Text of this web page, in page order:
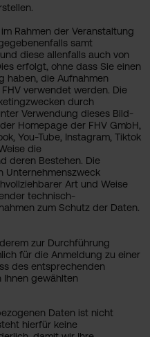
Rahmen der Veranstaltung
samt
diese allenfalls auch von
erfolgt, ohne dass Sie einen
haben, die Aufnahmen
verwendet werden. Die
durch
Verwendung dieses Bild-
Homepage der FHV GmbH,
You-Tube, Instagram, Tiktok
die
deren Bestehen. Die
Unternehmenszweck
Art und Weise
technisch-
zum Schutz der Daten.
zur Durchführung
für die Anmeldung zu einer
des entsprechenden
Ihnen gewählten
Daten ist nicht
hierfür keine